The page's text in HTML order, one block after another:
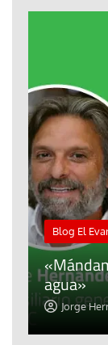
Blog El
agua»
Jorge